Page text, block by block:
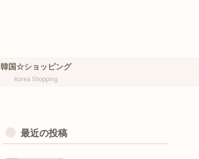
韓国☆ショッピング
Korea Shopping
最近の投稿